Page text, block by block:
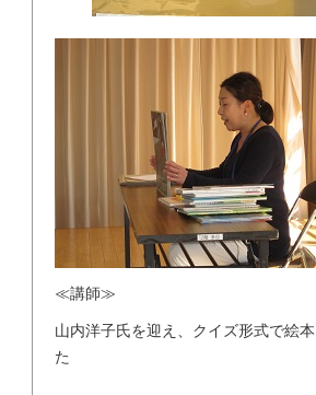
≪講師≫
山内洋子氏を迎え、クイズ形式で絵
た